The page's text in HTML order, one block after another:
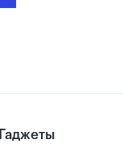
Гаджеты